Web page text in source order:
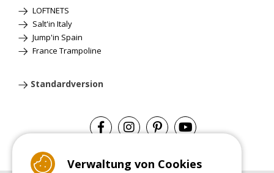
LOFTNETS
Salt'in Italy
Jump'in Spain
France Trampoline
Standardversion
Verwaltung von Cookies